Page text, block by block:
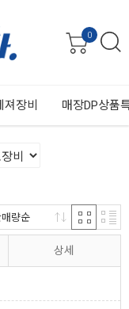
0
장비 매장DP상품
상세
량순